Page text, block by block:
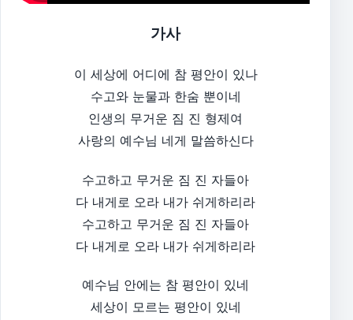
가사
이 세상에 어디에 참 평안이 있나
수고와 눈물과 한숨 뿐이네
인생의 무거운 짐 진 형제여
사랑의 예수님 네게 말씀하신다
수고하고 무거운 짐 진 자들아
다 내게로 오라 내가 쉬게하리라
수고하고 무거운 짐 진 자들아
다 내게로 오라 내가 쉬게하리라
예수님 안에는 참 평안이 있네
세상이 모르는 평안이 있네